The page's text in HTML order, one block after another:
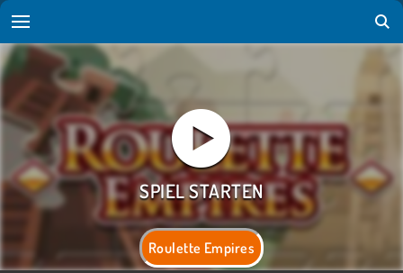
Roulette Empires